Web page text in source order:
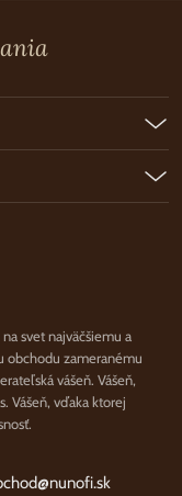
svet najväčšiemu a
obchodu zameranému
vášeň. Vášeň,
Vášeň, vďaka ktorej